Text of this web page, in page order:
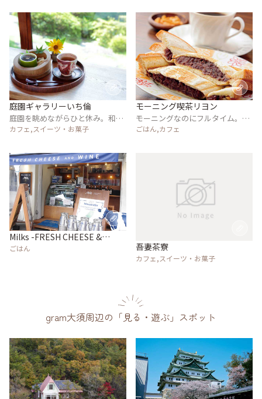
庭園ギャラリーいち倫
庭園を眺めながらひと休み。和モ
ダンでくつろぐカフェ
カフェ,スイーツ・お菓子
モーニング喫茶リヨン
モーニングなのにフルタイム。究
極のおもてなし
ごはん,カフェ
Milks -FRESH CHEESE &
WINE-
ごはん 吾妻茶寮
カフェ,スイーツ・お菓子
gram大須周辺の「見る・遊ぶ」スポット